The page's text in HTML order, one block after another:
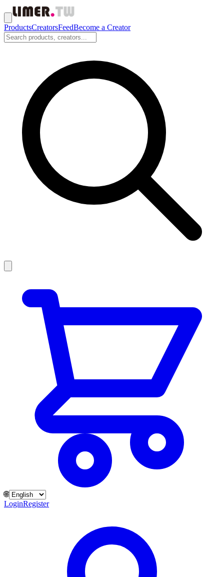
ProductsCreatorsFeedBecome a Creator
🌐
LoginRegister